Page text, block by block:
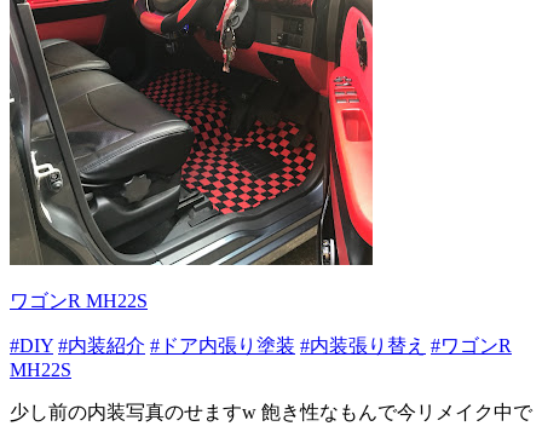
ワゴンR MH22S
#DIY #内装紹介 #ドア内張り塗装 #内装張り替え #ワゴンR
MH22S
少し前の内装写真のせますw 飽き性なもんで今リメイク中で